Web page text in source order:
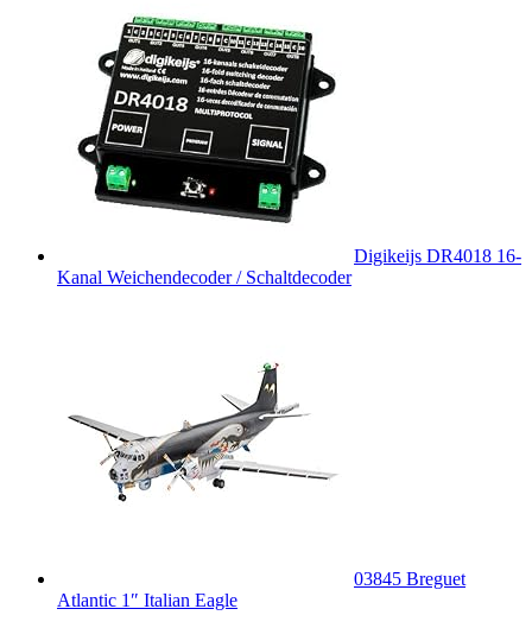
Digikeijs DR4018 16-
Kanal Weichendecoder / Schaltdecoder
03845 Breguet
Atlantic 1″ Italian Eagle